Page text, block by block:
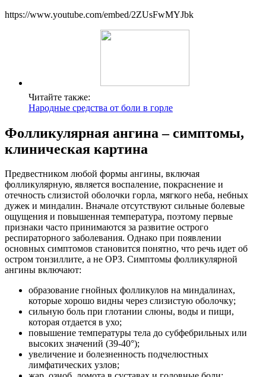
https://www.youtube.com/embed/2ZUsFwMYJbk
Читайте также:
Народные средства от боли в горле
Фолликулярная ангина – симптомы,
клиническая картина
Предвестником любой формы ангины, включая
фолликулярную, является воспаление, покраснение и
отечность слизистой оболочки горла, мягкого неба, небных
дужек и миндалин. Вначале отсутствуют сильные болевые
ощущения и повышенная температура, поэтому первые
признаки часто принимаются за развитие острого
респираторного заболевания. Однако при появлении
основных симптомов становится понятно, что речь идет об
остром тонзиллите, а не ОРЗ. Симптомы фолликулярной
ангины включают:
образование гнойных фолликулов на миндалинах,
которые хорошо видны через слизистую оболочку;
сильную боль при глотании слюны, воды и пищи,
которая отдается в ухо;
повышение температуры тела до субфебрильных или
высоких значений (39-40°);
увеличение и болезненность подчелюстных
лимфатических узлов;